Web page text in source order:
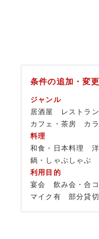
条件の追加・変更
ジャンル
居酒屋
レストラン
カフェ・茶房
カ
料理
和食・日本料理
鍋・しゃぶしゃぶ
利用目的
宴会
飲み会・合
マイク有
部分貸